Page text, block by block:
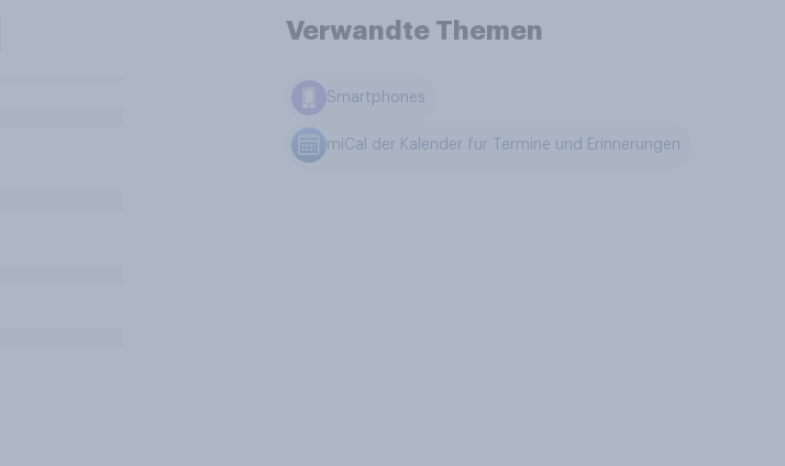
Verwandte Themen
Smartphones
miCal der Kalender für Termine und Erinnerungen